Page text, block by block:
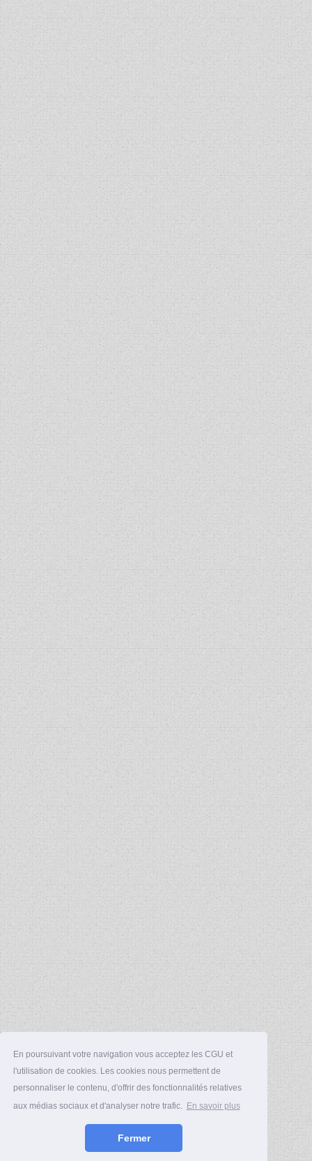
En poursuivant votre navigation vous acceptez les CGU et
l'utilisation de cookies. Les cookies nous permettent de
personnaliser le contenu, d'offrir des fonctionnalités relatives
aux médias sociaux et d'analyser notre trafic. En savoir plus
Fermer